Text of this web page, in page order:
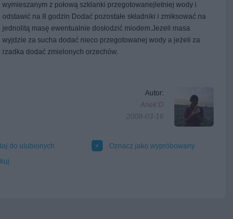
wymieszanym z połową szklanki przegotowanejletniej wody i
odstawić na 8 godzin Dodać pozostałe składniki i zmiksować na
jednolitą masę ewentualnie dosłodzić miodem.Jezeli masa
wyjdzie za sucha dodać nieco przegotowanej wody a jeżeli za
rzadka dodać zmielonych orzechów.
Autor:
Anek:D
2008-03-16
do ulubionych
Oznacz jako wypróbowany